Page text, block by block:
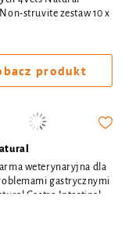
struvite zestaw 10 x
produkt
weterynaryjna dla
gastrycznymi
Gastro Intestinal